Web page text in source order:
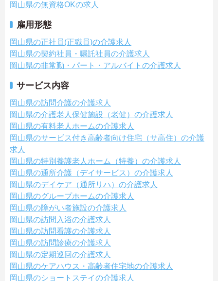
岡山県の無資格OKの求人
雇用形態
岡山県の正社員(正職員)の介護求人
岡山県の契約社員・嘱託社員の介護求人
岡山県の非常勤・パート・アルバイトの介護求人
サービス内容
岡山県の訪問介護の介護求人
岡山県の介護老人保健施設（老健）の介護求人
岡山県の有料老人ホームの介護求人
岡山県のサービス付き高齢者向け住宅（サ高住）の介護
求人
岡山県の特別養護老人ホーム（特養）の介護求人
岡山県の通所介護（デイサービス）の介護求人
岡山県のデイケア（通所リハ）の介護求人
岡山県のグループホームの介護求人
岡山県の障がい者施設の介護求人
岡山県の訪問入浴の介護求人
岡山県の訪問看護の介護求人
岡山県の訪問診療の介護求人
岡山県の定期巡回の介護求人
岡山県のケアハウス・高齢者住宅地の介護求人
岡山県のショートステイの介護求人